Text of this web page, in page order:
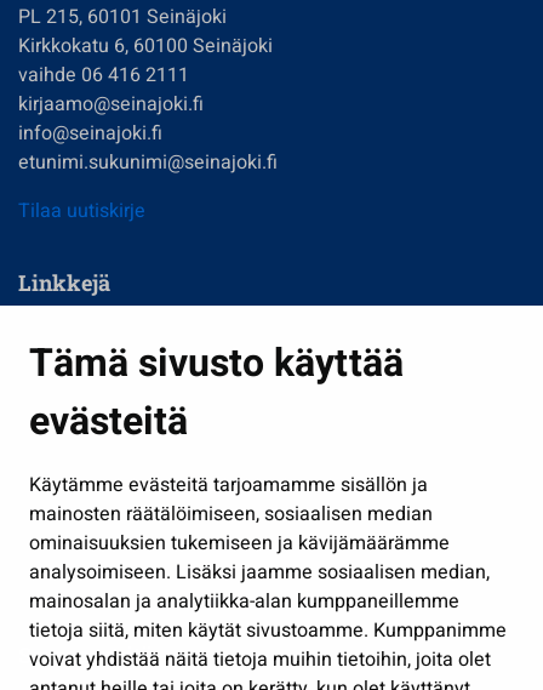
Tämä sivusto käyttää
evästeitä
Käytämme evästeitä tarjoamamme sisällön ja
mainosten räätälöimiseen, sosiaalisen median
ominaisuuksien tukemiseen ja kävijämäärämme
analysoimiseen. Lisäksi jaamme sosiaalisen median,
mainosalan ja analytiikka-alan kumppaneillemme
tietoja siitä, miten käytät sivustoamme. Kumppanimme
voivat yhdistää näitä tietoja muihin tietoihin, joita olet
PL 215, 60101 Seinäjoki
Kirkkokatu 6, 60100 Seinäjoki
vaihde 06 416 2111
kirjaamo@seinajoki.fi
info@seinajoki.fi
etunimi.sukunimi@seinajoki.fi
Tilaa uutiskirje
Linkkejä
Kasvatus ja opetus
Kulttuuri ja liikunta
Työ ja yrittäminen
Osallistu ja asioi
Näytä omat evästeasetukseni
Seuraa meitä